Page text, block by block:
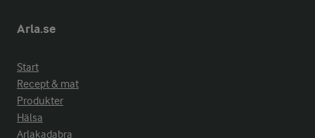
Arla.se
Start
Recept & mat
Produkter
Hälsa
Arlakadabra